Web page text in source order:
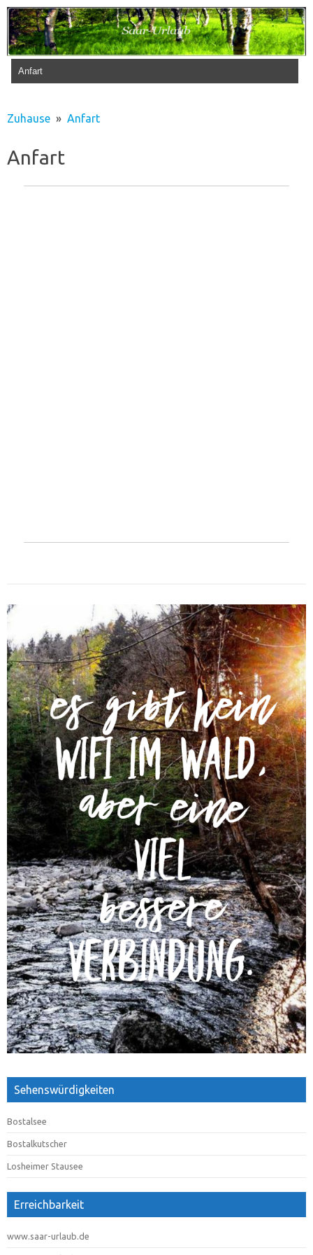
Zum Inhalt springen
Zuhause Anfart
Anfart
Sehenswürdigkeiten
Bostalsee
Bostalkutscher
Losheimer Stausee
Erreichbarkeit
www.saar-urlaub.de